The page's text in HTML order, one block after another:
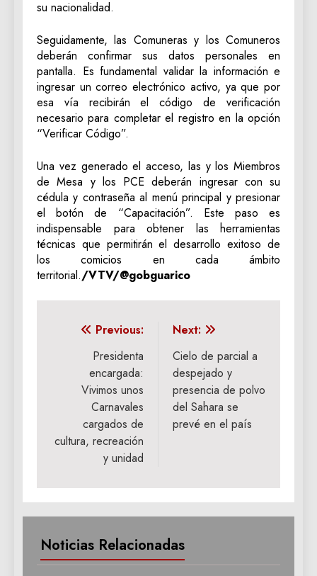
su nacionalidad.
Seguidamente, las Comuneras y los Comuneros
deberán confirmar sus datos personales en
pantalla. Es fundamental validar la información e
ingresar un correo electrónico activo, ya que por
esa vía recibirán el código de verificación
necesario para completar el registro en la opción
“Verificar Código”.
Una vez generado el acceso, las y los Miembros
de Mesa y los PCE deberán ingresar con su
cédula y contraseña al menú principal y presionar
el botón de “Capacitación”. Este paso es
indispensable para obtener las herramientas
técnicas que permitirán el desarrollo exitoso de
los comicios en cada ámbito
territorial./VTV/@gobguarico
Navegación
entradas
Previous:
Presidenta
encargada:
Vivimos unos
Carnavales
cargados de
cultura, recreación
y unidad
Next:
Cielo de parcial a
despejado y
presencia de polvo
del Sahara se
prevé en el país
Noticias Relacionadas